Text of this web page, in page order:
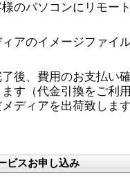
のパソコンにリモー
アのイメージファイ
後、費用のお支払い
す（代金引換をご利
ディアを出荷致しま
ビスお申し込み